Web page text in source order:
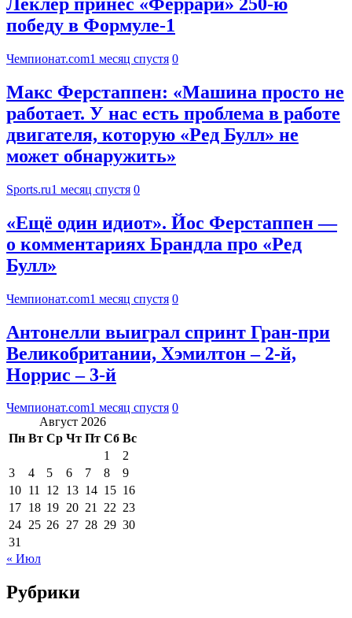
победу в Формуле-1
Чемпионат.com1 месяц спустя 0
Макс Ферстаппен: «Машина просто не
работает. У нас есть проблема в работе
двигателя, которую «Ред Булл» не
может обнаружить»
Sports.ru1 месяц спустя 0
«Ещё один идиот». Йос Ферстаппен —
о комментариях Брандла про «Ред
Булл»
Чемпионат.com1 месяц спустя 0
Антонелли выиграл спринт Гран-при
Великобритании, Хэмилтон – 2-й,
Норрис – 3-й
Чемпионат.com1 месяц спустя 0
Август 2026
Пн Вт Ср Чт Пт Сб Вс
1
2
3
4 5 6 7 8
9
10 11 12 13 14 15 16
17 18 19 20 21 22 23
24 25 26 27 28 29 30
31
« Июл
Рубрики